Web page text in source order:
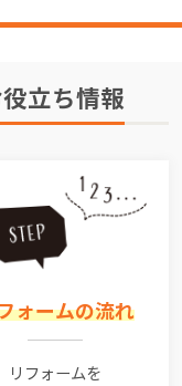
立ち情報
ォームの流れ
リフォームを